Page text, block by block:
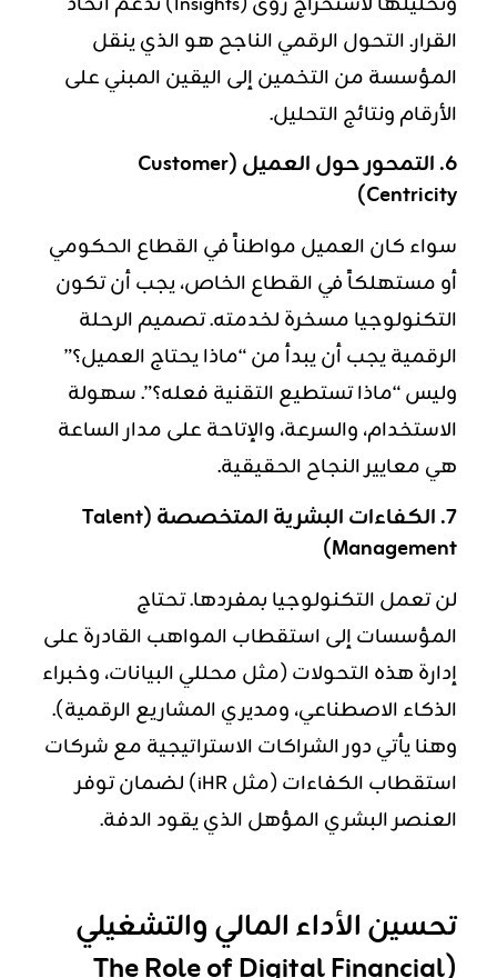
القرار. التحول الرقمي الناجح هو الذي ينقل
المؤسسة من التخمين إلى اليقين المبني على
الأرقام ونتائج التحليل.
6. التمحور حول العميل (Customer
Centricity)
سواء كان العميل مواطناً في القطاع الحكومي
أو مستهلكاً في القطاع الخاص، يجب أن تكون
التكنولوجيا مسخرة لخدمته. تصميم الرحلة
الرقمية يجب أن يبدأ من “ماذا يحتاج العميل؟”
وليس “ماذا تستطيع التقنية فعله؟”. سهولة
الاستخدام، والسرعة، والإتاحة على مدار الساعة
هي معايير النجاح الحقيقية.
7. الكفاءات البشرية المتخصصة (Talent
Management)
لن تعمل التكنولوجيا بمفردها. تحتاج
المؤسسات إلى استقطاب المواهب القادرة على
إدارة هذه التحولات (مثل محللي البيانات، وخبراء
الذكاء الاصطناعي، ومديري المشاريع الرقمية).
وهنا يأتي دور الشراكات الاستراتيجية مع شركات
استقطاب الكفاءات (مثل iHR) لضمان توفر
العنصر البشري المؤهل الذي يقود الدفة.
تحسين الأداء المالي والتشغيلي